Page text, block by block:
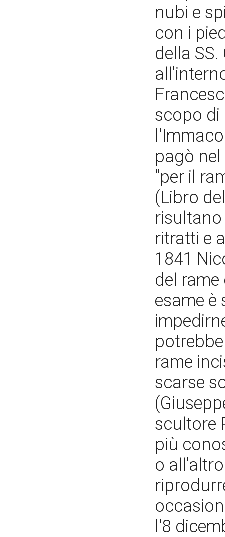
nubi e
con i
della
scopo di
pagò
"per il
(Libro
ritratti e
1841
del
esame
rame
scarse
scultore
più
o
l'8